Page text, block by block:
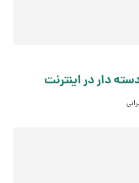
دار در اینترنت